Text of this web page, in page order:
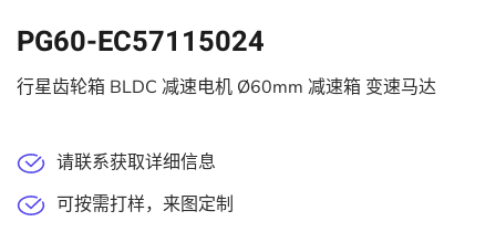
PG60-EC57115024
行星齿轮箱 BLDC 减速电机 Ø60mm 减速箱 变速马达
请联系获取详细信息
可按需打样，来图定制